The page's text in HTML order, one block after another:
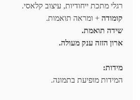
רגלי מתכת ייחודיות, עיצוב קלאסי.
קומודה + ומראה תואמות.
שידה תואמת.
ארון הזזה ענק מעולה.
מידות:
המידות מופיעת בתמונה.